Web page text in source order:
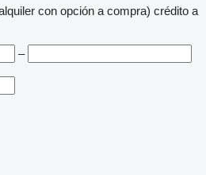
con opción a compra) crédito a
–